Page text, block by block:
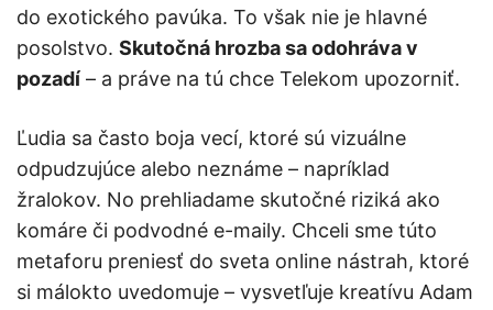
do exotického pavúka. To však nie je hlavné
posolstvo. Skutočná hrozba sa odohráva v
pozadí – a práve na tú chce Telekom upozorniť.
Ľudia sa často boja vecí, ktoré sú vizuálne
odpudzujúce alebo neznáme – napríklad
žralokov. No prehliadame skutočné riziká ako
komáre či podvodné e-maily. Chceli sme túto
metaforu preniesť do sveta online nástrah, ktoré
si málokto uvedomuje – vysvetľuje kreatívu Adam